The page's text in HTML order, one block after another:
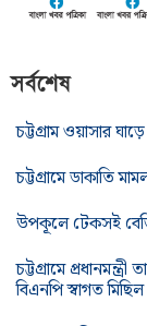
সর্বশেষ
চট্টগ্রাম ওয়াসার
চট্টগ্রামে ডাকাতি
উপকূলে টেকসই
চট্টগ্রামে
বিএনপি স্বাগত মিছিল